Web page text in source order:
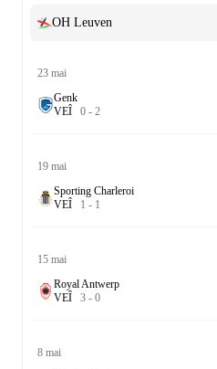
OH Leuven
23 mai
Genk
VEÎ 0 - 2
19 mai
Sporting Charleroi
VEÎ 1 - 1
15 mai
Royal Antwerp
VEÎ 3 - 0
8 mai